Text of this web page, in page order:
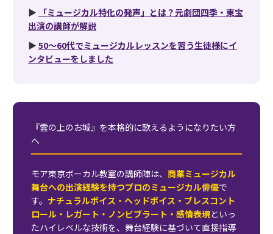
▶
「ミュージカル特化の発声」とは？元劇団四季・東宝
出演の講師が解説
▶ 50〜60代でミュージカルレッスンを習う生徒様にイ
ンタビューをしました
『雲の上のお城』を本格的に歌えるようになりたい方
へ
モア東京ボーカル教室の講師陣は、 商業ミュージカル
舞台への出演経験を持つプロのミュージカル俳優で
す。 ナチュラルボイス・ヘッドボイス・ブレスコント
ロール・レガート・ノンビブラート・感情表現といっ
たハイレベルな技術を、舞台経験に基づいて直接指導